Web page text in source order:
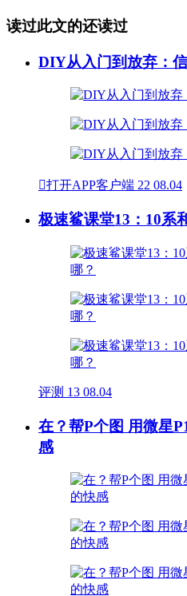
读过此文的还读过
DIY从入门到放弃：
打开APP客户端 22 08.04
极速鲨课堂13：10系
评测 13 08.04
在？帮P个图 用微星
感